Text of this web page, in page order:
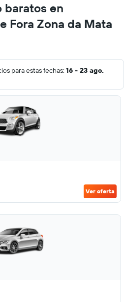
baratos en
Fora Zona da Mata
para estas fechas: 16 - 23 ago.
Ver oferta